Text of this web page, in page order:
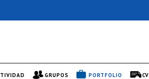
GRUPOS PORTFOLIO CV